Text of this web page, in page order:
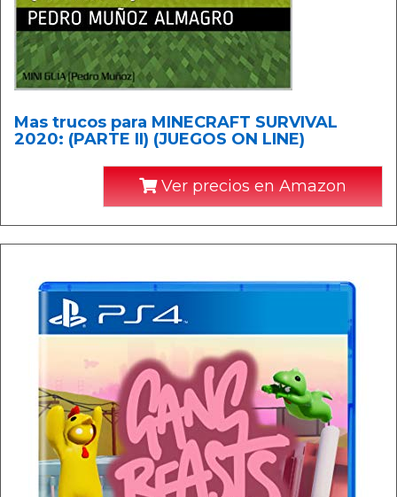
Mas trucos para MINECRAFT SURVIVAL
2020: (PARTE II) (JUEGOS ON LINE)
Ver precios en Amazon